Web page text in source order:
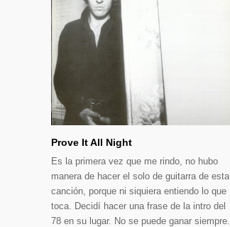
Prove It All Night
Es la primera vez que me rindo, no hubo
manera de hacer el solo de guitarra de esta
canción, porque ni siquiera entiendo lo que
toca. Decidí hacer una frase de la intro del
78 en su lugar. No se puede ganar siempre.